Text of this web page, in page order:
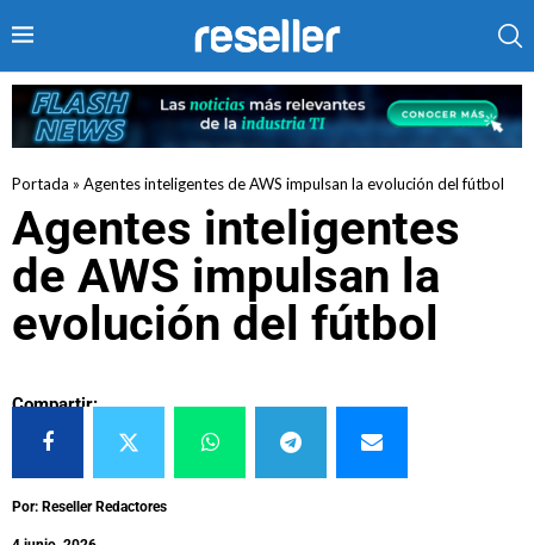
Portada » Agentes inteligentes de AWS impulsan la evolución del fútbol
Agentes inteligentes
de AWS impulsan la
evolución del fútbol
Compartir:
Por: Reseller Redactores